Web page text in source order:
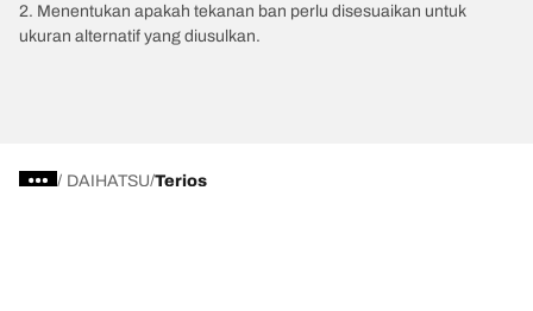
2. Menentukan apakah tekanan ban perlu disesuaikan untuk
ukuran alternatif yang diusulkan.
/ DAIHATSU Terios